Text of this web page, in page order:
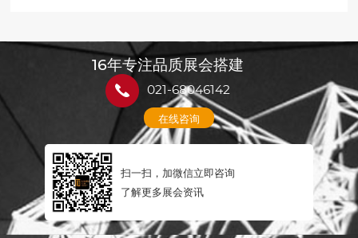
16年专注品质展会搭建
021-68046142
在线咨询
扫一扫，加微信立即咨询
了解更多展会资讯